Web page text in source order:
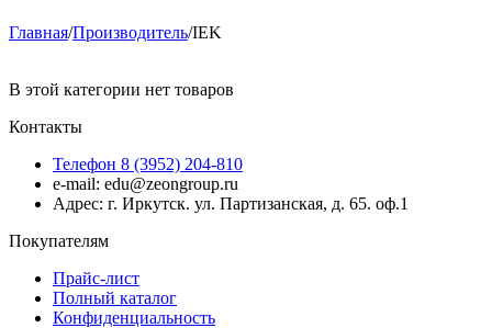
Главная/Производитель/IEK
В этой категории нет товаров
Контакты
Телефон 8 (3952) 204-810
e-mail: edu@zeongroup.ru
Адрес: г. Иркутск. ул. Партизанская, д. 65. оф.1
Покупателям
Прайс-лист
Полный каталог
Конфиденциальность